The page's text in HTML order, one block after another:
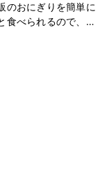
のおにぎりを簡単に
食べられるので、小
すよ。今回は梅おに